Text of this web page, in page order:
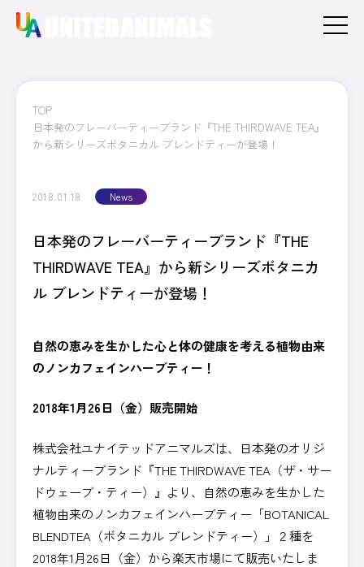
TOP
日本発のフレーバーティーブランド『THE THIRDWAVE TEA』
から新シリーズボタニカル ブレンドティーが登場！
2018.01.18 News
日本発のフレーバーティーブランド『THE
THIRDWAVE TEA』から新シリーズボタニカ
ル ブレンドティーが登場！
自然の恵みを生かした心と体の健康を考える植物由来
のノンカフェインハーブティー！
2018年1月26日（金）販売開始
株式会社ユナイテッドアニマルズは、日本発のオリジ
ナルティーブランド『THE THIRDWAVE TEA（ザ・サー
ドウェーブ・ティー）』より、自然の恵みを生かした
植物由来のノンカフェインハーブティー「BOTANICAL
BLENDTEA（ボタニカル ブレンドティー）」２種を
2018年1月26日（金）から楽天市場にて販売いたしま